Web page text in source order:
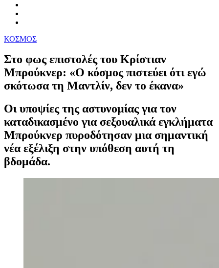
ΚΟΣΜΟΣ
Στο φως επιστολές του Κρίστιαν
Μπρούκνερ: «Ο κόσμος πιστεύει ότι εγώ
σκότωσα τη Μαντλίν, δεν το έκανα»
Οι υποψίες της αστυνομίας για τον
καταδικασμένο για σεξουαλικά εγκλήματα
Μπρούκνερ πυροδότησαν μια σημαντική
νέα εξέλιξη στην υπόθεση αυτή τη
βδομάδα.